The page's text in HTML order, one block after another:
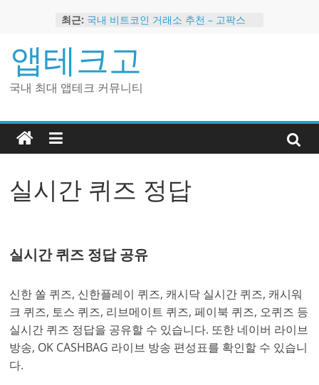
content
최근: 국내 비트코인 거래소 추천 – 고팍스
트
2024 강력히 추천하는 은행 멤버십 현
금 앱테크
해외 코인 거래소 추천 순위 BEST 2
앱테크고
국내 최대 앱테크 커뮤니티
실시간 퀴즈 정답
실시간 퀴즈 정답 공유
신한 쏠 퀴즈, 신한플레이 퀴즈, 캐시닥 실시간 퀴즈, 캐시워
크 퀴즈, 토스 퀴즈, 리브메이트 퀴즈, 페이북 퀴즈, 오퀴즈 등
실시간 퀴즈 정답을 공유할 수 있습니다. 또한 네이버 라이브
방송, OK CASHBAG 라이브 방송 편성표를 확인할 수 있습니
다.